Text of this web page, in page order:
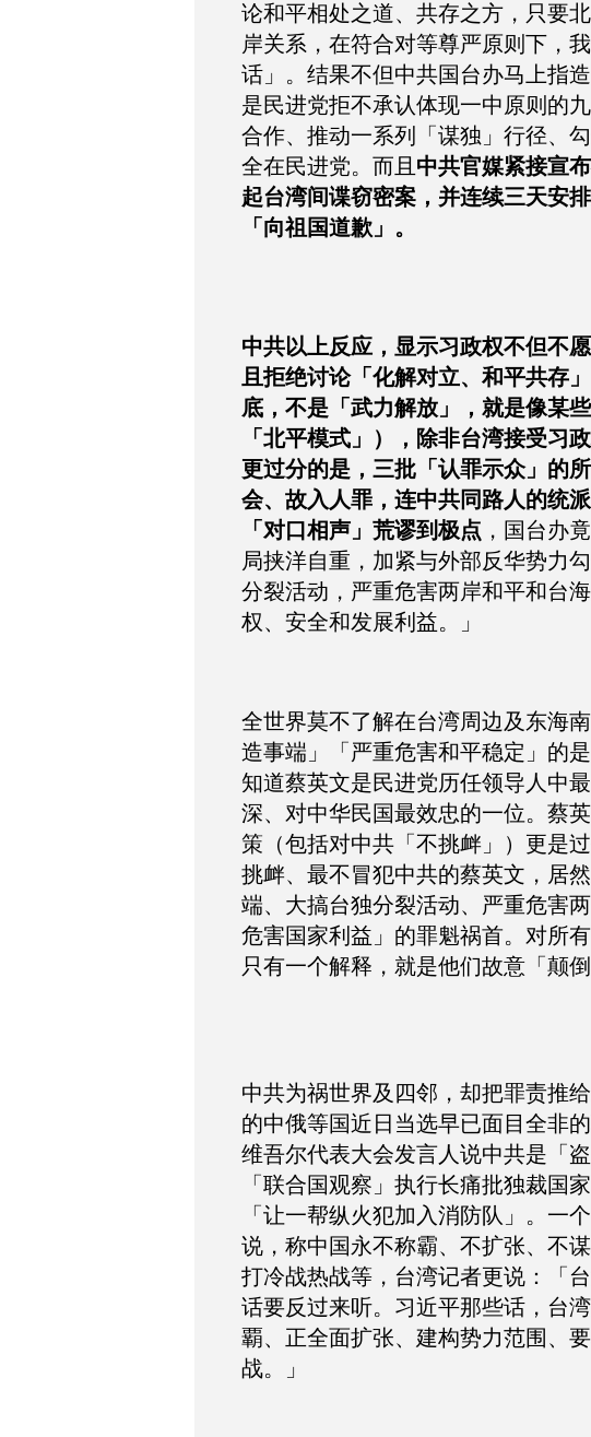
论和平相处之道、共存之方，只要
岸关系，在符合对等尊严原则下，
话」。结果不但中共国台办马上指
是民进党拒不承认体现一中原则的
合作、推动一系列「谋独」行径、
全在民进党。而且 中共官媒紧接宣
起台湾间谍窃密案，并连续三天安
「向祖国道歉」。
中共以上反应，显示习政权不但不
且拒绝讨论「化解对立、和平共存
底，不是「武力解放」，就是像某
「北平模式」），除非台湾接受习
更过分的是，三批「认罪示众」的
会、故入人罪，连中共同路人的统
「对口相声」荒谬到极点 ，国台办
局挟洋自重，加紧与外部反华势力
分裂活动，严重危害两岸和平和台
权、安全和发展利益。」
全世界莫不了解在台湾周边及东海
造事端」「严重危害和平稳定」的
知道蔡英文是民进党历任领导人中
深、对中华民国最效忠的一位。蔡
策（包括对中共「不挑衅」）更是
挑衅、最不冒犯中共的蔡英文，居
端、大搞台独分裂活动、严重危害
危害国家利益」的罪魁祸首。对所
只有一个解释，就是他们故意「颠
中共为祸世界及四邻，却把罪责推
的中俄等国近日当选早已面目全非
维吾尔代表大会发言人说中共是「
「联合国观察」执行长痛批独裁国
「让一帮纵火犯加入消防队」。一
说，称中国永不称霸、不扩张、不
打冷战热战等，台湾记者更说：「
话要反过来听。习近平那些话，台
覇、正全面扩张、建构势力范围、
战。」